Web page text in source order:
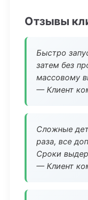
Отзывы
Быстро
затем без
массовому
— Клиент
Сложные
раза, все
Сроки
— Клиент